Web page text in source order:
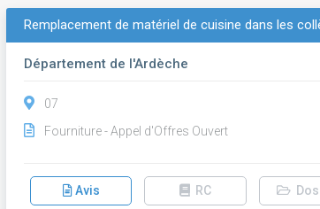
Remplacement de matériel de cuisine dans les
Département de l'Ardèche
07
Fourniture - Appel d'Offres Ouvert
Avis RC